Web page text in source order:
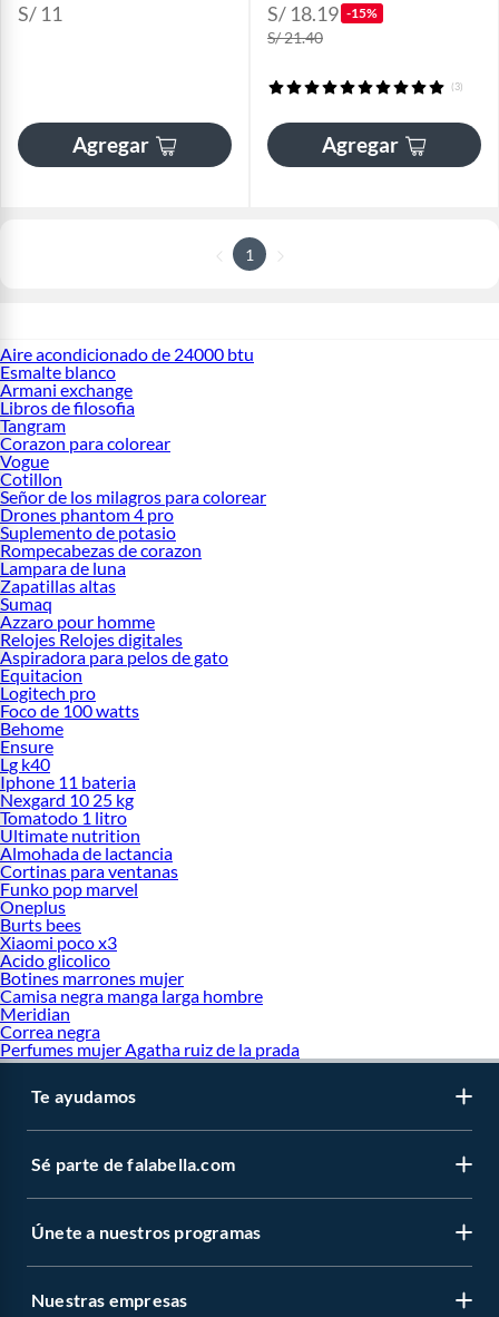
S/ 11
Agregar
S/ 18.19 -15%
S/ 21.40
(3)
Agregar
1
Aire acondicionado de 24000 btu
Esmalte blanco
Armani exchange
Libros de filosofia
Tangram
Corazon para colorear
Vogue
Cotillon
Señor de los milagros para colorear
Drones phantom 4 pro
Suplemento de potasio
Rompecabezas de corazon
Lampara de luna
Zapatillas altas
Sumaq
Azzaro pour homme
Relojes Relojes digitales
Aspiradora para pelos de gato
Equitacion
Logitech pro
Foco de 100 watts
Behome
Ensure
Lg k40
Iphone 11 bateria
Nexgard 10 25 kg
Tomatodo 1 litro
Ultimate nutrition
Almohada de lactancia
Cortinas para ventanas
Funko pop marvel
Oneplus
Burts bees
Xiaomi poco x3
Acido glicolico
Botines marrones mujer
Camisa negra manga larga hombre
Meridian
Correa negra
Perfumes mujer Agatha ruiz de la prada
Te ayudamos
Sé parte de falabella.com
Únete a nuestros programas
Nuestras empresas